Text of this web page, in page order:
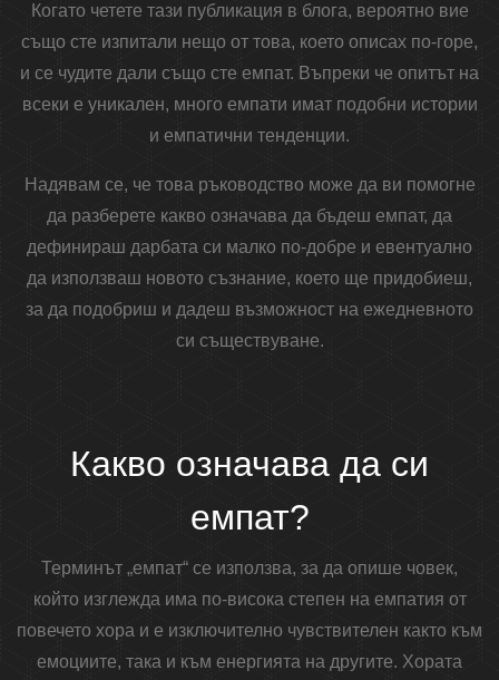
Когато четете тази публикация в блога, вероятно вие
също сте изпитали нещо от това, което описах по-горе,
и се чудите дали също сте емпат. Въпреки че опитът на
всеки е уникален, много емпати имат подобни истории
и емпатични тенденции.
Надявам се, че това ръководство може да ви помогне
да разберете какво означава да бъдеш емпат, да
дефинираш дарбата си малко по-добре и евентуално
да използваш новото съзнание, което ще придобиеш,
за да подобриш и дадеш възможност на ежедневното
си съществуване.
Какво означава да си
емпат?
Терминът „емпат“ се използва, за да опише човек,
който изглежда има по-висока степен на емпатия от
повечето хора и е изключително чувствителен както към
емоциите, така и към енергията на другите. Хората